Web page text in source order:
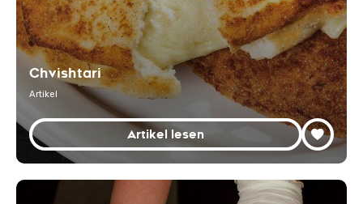
Chvishtari
Artikel
Artikel lesen